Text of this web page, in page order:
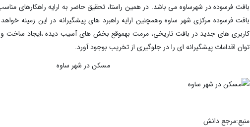
بافت فرسوده در شهرساوه می باشد. در همین راستا، تحقیق حاضر به ارایه راهکارهای
بافت فرسوده مرکزی شهر ساوه وهمچنین ارایه راهبرد های پیشگیرانه در این زمینه خواهد
کاربری های جدید در بافت تاریخی، مرمت بهموقع بخش های آسیب دیده ،ایجاد ساخت
توان اقدامات پیشگیرانه ای را در جلوگیری از تخریب بوجود آورد.
مسکن در شهر ساوه
منبع:مرجع دانش